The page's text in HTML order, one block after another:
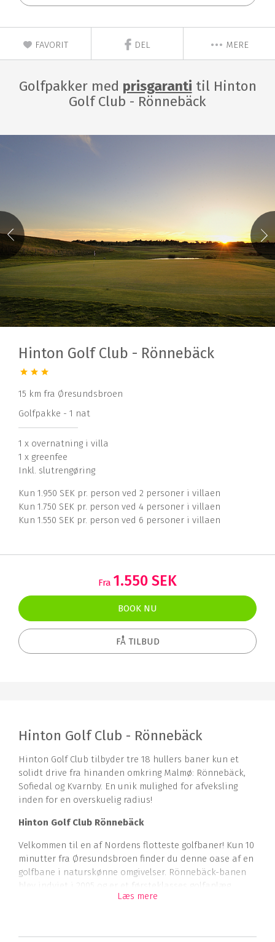
FAVORIT DEL MERE
Golfpakker med prisgaranti til Hinton
Golf Club - Rönnebäck
Hinton Golf Club - Rönnebäck
15 km fra Øresundsbroen
Golfpakke - 1 nat
1 x overnatning i villa
1 x greenfee
Inkl. slutrengøring
Kun 1.950 SEK pr. person ved 2 personer i villaen
Kun 1.750 SEK pr. person ved 4 personer i villaen
Kun 1.550 SEK pr. person ved 6 personer i villaen
Fra 1.550 SEK
BOOK NU
FÅ TILBUD
Hinton Golf Club - Rönnebäck
Hinton Golf Club tilbyder tre 18 hullers baner kun et
solidt drive fra hinanden omkring Malmø: Rönnebäck,
Sofiedal og Kvarnby. En unik mulighed for afveksling
inden for en overskuelig radius!
Hinton Golf Club Rönnebäck
Velkommen til en af Nordens flotteste golfbaner! Kun 10
minutter fra Øresundsbroen finder du denne oase af en
golfbane i naturskønne omgivelser. Rönnebäck-banen
blev indviet i 2005 og er et førsteklasses golfanlæg.
Hullerne ligger smukt i det delvist kuperede og bakkede
huller ligger i et parklandskab. Rönnebäck ligger kun 15
Læs mere